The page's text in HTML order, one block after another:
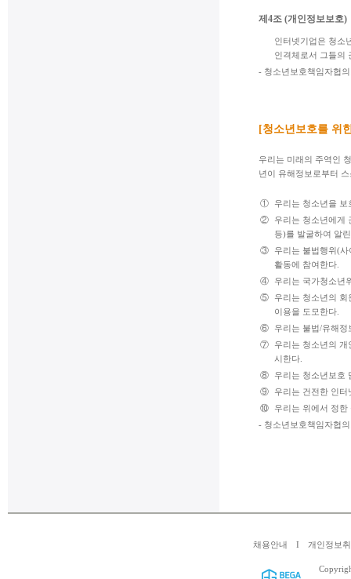
제4조 (개인정보보호)
인터넷기업은 청소
인격체로서 그들의
- 청소년보호책임자협
[청소년보호를 위
우리는 미래의 주역인
년이 유해정보로부터
①
우리는 청소년을
②
우리는 청소년에게
등)를 발굴하여 알
③
우리는 불법행위(
활동에 참여한다.
④
우리는 국가청소년
⑤
우리는 청소년의
이용을 도모한다.
⑥
우리는 불법/유해
⑦
우리는 청소년의
시한다.
⑧
우리는 청소년보호
⑨
우리는 건전한 인
⑩
우리는 위에서 정
- 청소년보호책임자협
채용안내 I 개인정보